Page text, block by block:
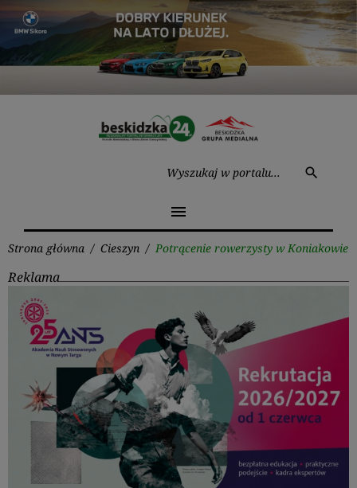
Przejdź
treści
search
menu
Strona główna / Cieszyn / Potrącenie rowerzysty w Koniakowie
Reklama